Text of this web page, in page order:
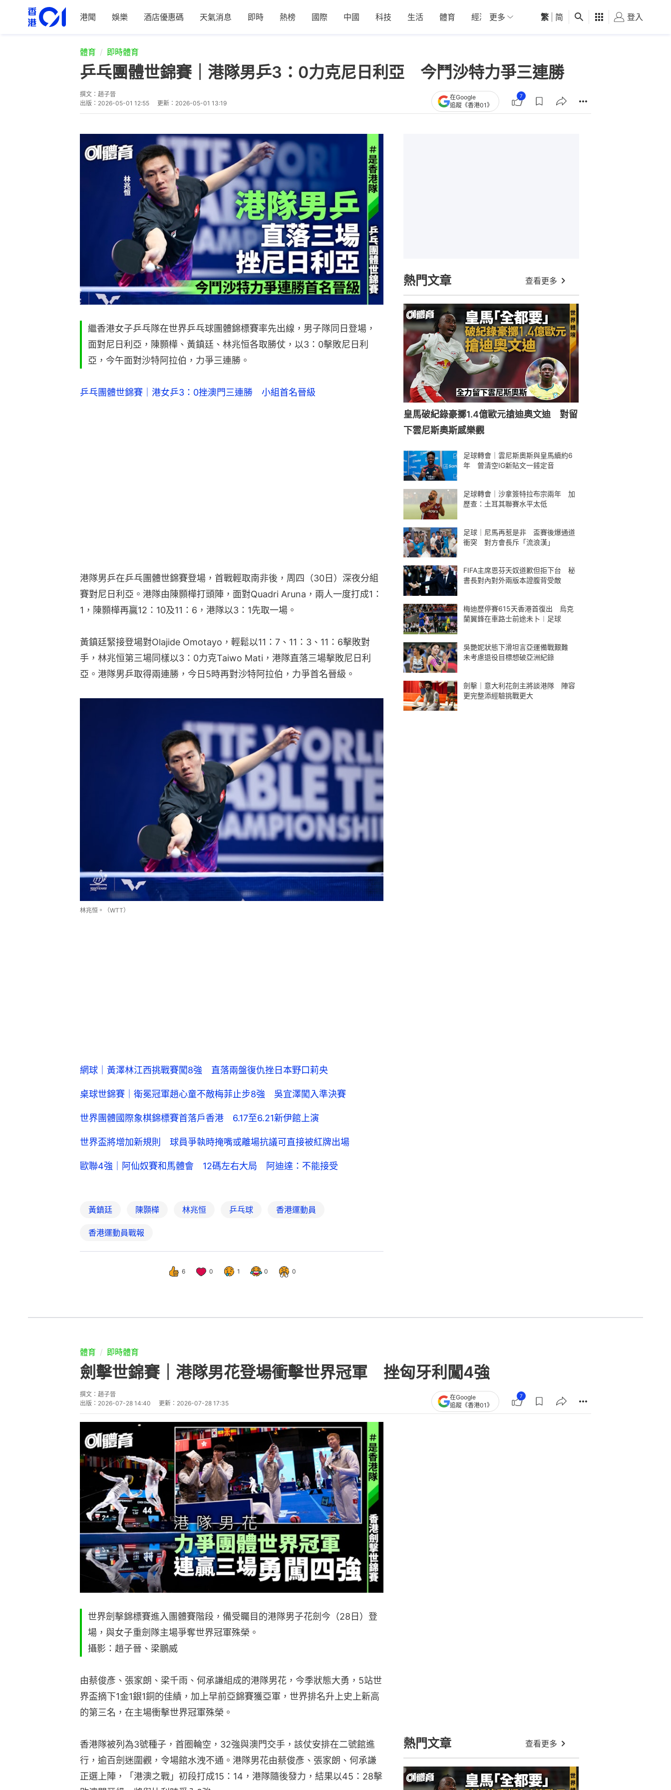
港聞 娛樂 酒店優惠碼 天氣消息 即時 熱榜 國際 中國 科技 生活 體育 經濟 01深圳 觀點 健康 好食玩飛
更多 繁 简 登入
體育 即時體育
乒乓團體世錦賽｜港隊男乒3：0力克尼日利亞 今鬥沙特力爭三連勝
撰文： 趙子晉
出版： 2026-05-01 12:55 更新： 2026-05-01 13:19
在Google
追蹤《香港01》
7
繼香港女子乒乓隊在世界乒乓球團體錦標賽率先出線，男子隊同日登場，
面對尼日利亞，陳顥樺、黃鎮廷、林兆恒各取勝仗，以3：0擊敗尼日利
亞，今午面對沙特阿拉伯，力爭三連勝。
乒乓團體世錦賽｜港女乒3：0挫澳門三連勝 小組首名晉級
港隊男乒在乒乓團體世錦賽登場，首戰輕取南非後，周四（30日）深夜分組
賽對尼日利亞。港隊由陳顥樺打頭陣，面對Quadri Aruna，兩人一度打成1：
1，陳顥樺再贏12：10及11：6，港隊以3：1先取一場。
黃鎮廷緊接登場對Olajide Omotayo，輕鬆以11：7、11：3、11：6擊敗對
手，林兆恒第三場同樣以3：0力克Taiwo Mati，港隊直落三場擊敗尼日利
亞。港隊男乒取得兩連勝，今日5時再對沙特阿拉伯，力爭首名晉級。
林兆恒。（WTT）
網球｜黃澤林江西挑戰賽闖8強 直落兩盤復仇挫日本野口莉央
桌球世錦賽｜衛冕冠軍趙心童不敵梅菲止步8強 吳宜澤闖入準決賽
世界團體國際象棋錦標賽首落戶香港 6.17至6.21新伊館上演
世界盃將增加新規則 球員爭執時掩嘴或離場抗議可直接被紅牌出場
歐聯4強｜阿仙奴賽和馬體會 12碼左右大局 阿迪達：不能接受
黃鎮廷 陳顥樺 林兆恒 乒乓球 香港運動員
香港運動員戰報
6 0 1 0 0
熱門文章 查看更多
皇馬破紀錄豪擲1.4億歐元搶迪奧文迪 對留
下雲尼斯奧斯感樂觀
足球轉會｜雲尼斯奧斯與皇馬續約6
年 曾清空IG新貼文一錘定音
足球轉會｜沙拿簽特拉布宗兩年 加
歷查：土耳其聯賽水平太低
足球｜尼馬再惹是非 盃賽後爆通道
衝突 對方會長斥「流浪漢」
FIFA主席恩芬天奴道歉但拒下台 秘
書長對內對外兩版本證腹背受敵
梅迪歷停賽615天香港首復出 烏克
蘭翼鋒在車路士前途未卜︱足球
吳艷妮狀態下滑坦言亞運備戰艱難
未考慮退役目標想破亞洲紀錄
劍擊｜意大利花劍主將談港隊 陣容
更完整添經驗挑戰更大
體育 即時體育
劍擊世錦賽｜港隊男花登場衝擊世界冠軍 挫匈牙利闖4強
撰文： 趙子晉
出版： 2026-07-28 14:40 更新： 2026-07-28 17:35
在Google
追蹤《香港01》
7
世界劍擊錦標賽進入團體賽階段，備受矚目的港隊男子花劍今（28日）登
場，與女子重劍隊主場爭奪世界冠軍殊榮。
攝影：趙子晉、梁鵬威
由蔡俊彥、張家朗、梁千雨、何承謙組成的港隊男花，今季狀態大勇，5站世
界盃摘下1金1銀1銅的佳績，加上早前亞錦賽獲亞軍，世界排名升上史上新高
的第三名，在主場衝擊世界冠軍殊榮。
香港隊被列為3號種子，首圈輪空，32強與澳門交手，該仗安排在二號館進
行，逾百劍迷圍觀，令場館水洩不通。港隊男花由蔡俊彥、張家朗、何承謙
正選上陣，「港澳之戰」初段打成15：14，港隊隨後發力，結果以45：28擊
熱門文章 查看更多